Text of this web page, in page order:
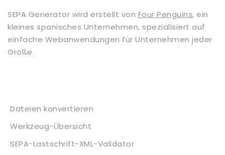
SEPA Generator wird erstellt von Four Penguins, ein
kleines spanisches Unternehmen, spezialisiert auf
einfache Webanwendungen für Unternehmen jeder
Größe.
Dateien konvertieren
Werkzeug-Übersicht
SEPA-Lastschrift-XML-Validator